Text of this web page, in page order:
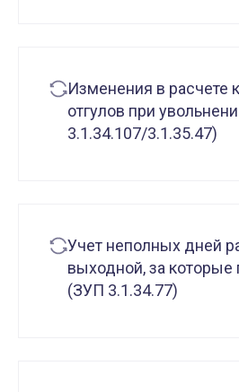
Изменения в расчете
отгулов при
3.1.34.107/3.1.35.47)
Учет неполных дней
выходной, за которые
(ЗУП 3.1.34.77)